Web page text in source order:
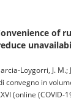
of
Loygorri, J. M.;
convegno in
(online (COVID-